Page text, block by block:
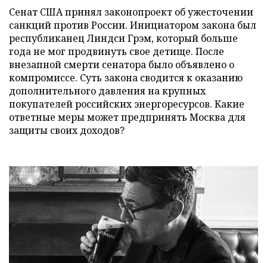
Сенат США принял законопроект об ужесточении
санкций против России. Инициатором закона был
республиканец Линдси Грэм, который больше
года не мог продвинуть свое детище. После
внезапной смерти сенатора было объявлено о
компромиссе. Суть закона сводится к оказанию
дополнительного давления на крупных
покупателей российских энергоресурсов. Какие
ответные меры может предпринять Москва для
защиты своих доходов?